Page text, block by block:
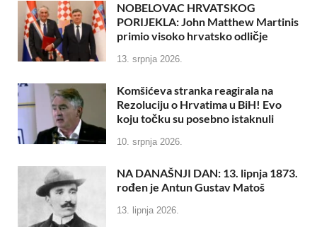
NOBELOVAC HRVATSKOG
PORIJEKLA: John Matthew Martinis
primio visoko hrvatsko odličje
13. srpnja 2026.
Komšićeva stranka reagirala na
Rezoluciju o Hrvatima u BiH! Evo
koju točku su posebno istaknuli
10. srpnja 2026.
NA DANAŠNJI DAN: 13. lipnja 1873.
rođen je Antun Gustav Matoš
13. lipnja 2026.